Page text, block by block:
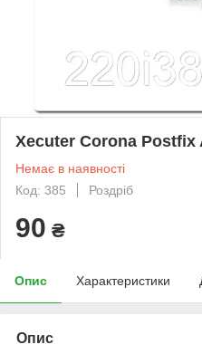
Xecuter Corona Postfix
Немає в наявності
Код: 385
Роздріб
90 ₴
Опис Характеристики
Опис